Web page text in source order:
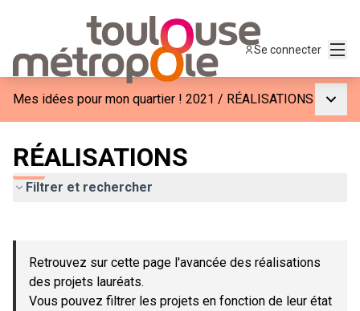
Se connecter
Mes idées pour mon quartier ! 2021 / RÉALISATIONS
RÉALISATIONS
Filtrer et rechercher
−
Retrouvez sur cette page l'avancée des réalisations
des projets lauréats.
Vous pouvez filtrer les projets en fonction de leur état